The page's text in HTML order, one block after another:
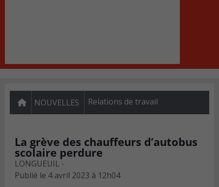
NOUVELLES Relations de travail
La grève des chauffeurs d’autobus
scolaire perdure
LONGUEUIL -
Publié le 4 avril 2023 à 12h04